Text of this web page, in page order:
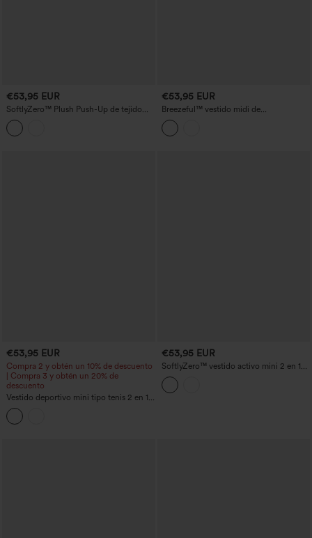
€53,95 EUR
SoftlyZero™ Plush Push-Up de tejido
suave, con tirantes ajustables cruzados,
espalda descubierta y sujetador
incorporado — vestido activo para
€53,95 EUR
Breezeful™ vestido midi de
baile/actividad con escote cuadrado,
espalda descubierta con tiras cruzadas,
sujetador incorporado, 2 en 1, de secado
€53,95 EUR
Compra 2 y obtén un 10% de descuento
| Compra 3 y obtén un 20% de
descuento
Vestido deportivo mini tipo tenis 2 en 1
con sujetador integrado, de lunares y
con bolsillos - Edición Easy Peezy
€53,95 EUR
SoftlyZero™ vestido activo mini 2 en 1
para yoga en tejido tipo plush con
escote en V, sujetador incorporado,
encaje a contraste y bolsillos - Edición